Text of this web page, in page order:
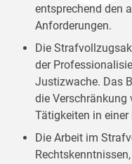
entsprechend den
Anforderungen.
Die
der
Justizwache. Das
die Verschränkung
Tätigkeiten in einer
Die Arbeit im